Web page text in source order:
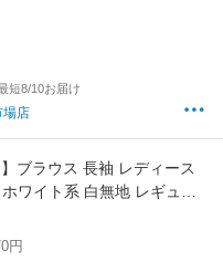
短8/10お届け
場店
】ブラウス 長袖 レディース
ワイト系 白無地 レギュラ
インナー 形態安定 ストレ
ット 就活 リクルート ビジ
透け防止 ワイシャツ Yシ
円